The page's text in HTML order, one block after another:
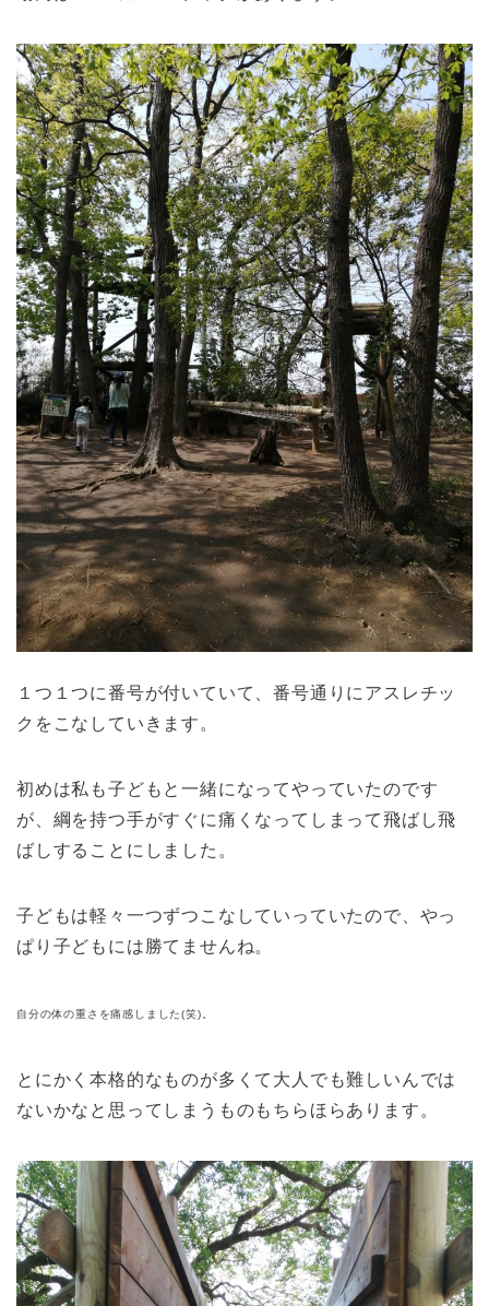
１つ１つに番号が付いていて、番号通りにアスレチッ
クをこなしていきます。
初めは私も子どもと一緒になってやっていたのです
が、綱を持つ手がすぐに痛くなってしまって飛ばし飛
ばしすることにしました。
子どもは軽々一つずつこなしていっていたので、やっ
ぱり子どもには勝てませんね。
自分の体の重さを痛感しました(笑)。
とにかく本格的なものが多くて大人でも難しいんでは
ないかなと思ってしまうものもちらほらあります。